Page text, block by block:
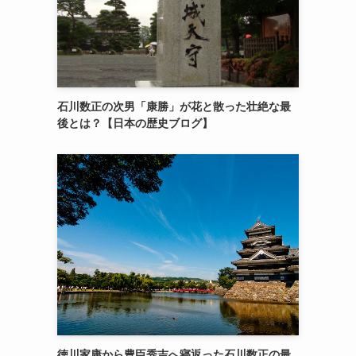
石川数正の次男「康勝」が花と散った壮絶な最
後とは？【日本の歴史ブログ】